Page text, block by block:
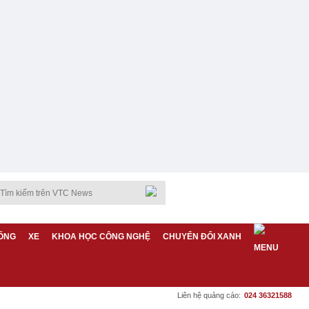
XE KHOA HỌC CÔNG NGHỆ CHUYỂN ĐỔI XANH
Liên hệ quảng cáo: 024 36321588